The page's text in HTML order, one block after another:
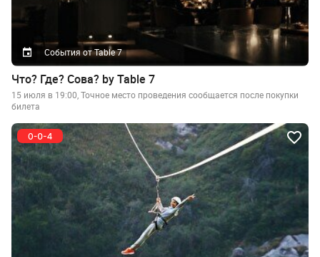
События от Table 7
Что? Где? Сова? by Table 7
15 июля в 19:00, Точное место проведения сообщается после покупки
билета